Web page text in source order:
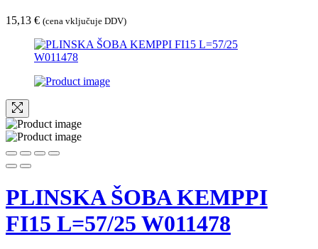
15,13 € (cena vključuje DDV)
PLINSKA ŠOBA KEMPPI
FI15 L=57/25 W011478